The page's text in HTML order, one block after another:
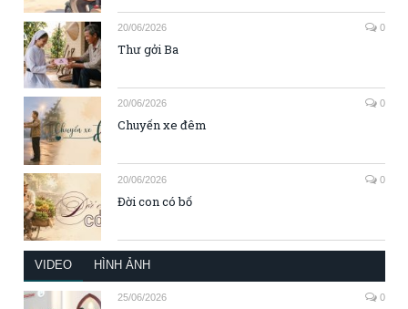
20/06/2026 0
Thư gởi Ba
20/06/2026 0
Chuyến xe đêm
20/06/2026 0
Đời con có bố
VIDEO HÌNH ẢNH
25/06/2026 0